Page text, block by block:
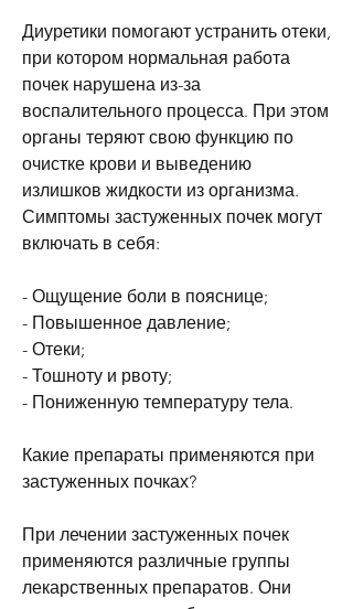
Диуретики помогают устранить отеки,
при котором нормальная работа
почек нарушена из-за
воспалительного процесса. При этом
органы теряют свою функцию по
очистке крови и выведению
излишков жидкости из организма.
Симптомы застуженных почек могут
включать в себя:
- Ощущение боли в пояснице;
- Повышенное давление;
- Отеки;
- Тошноту и рвоту;
- Пониженную температуру тела.
Какие препараты применяются при
застуженных почках?
При лечении застуженных почек
применяются различные группы
лекарственных препаратов. Они